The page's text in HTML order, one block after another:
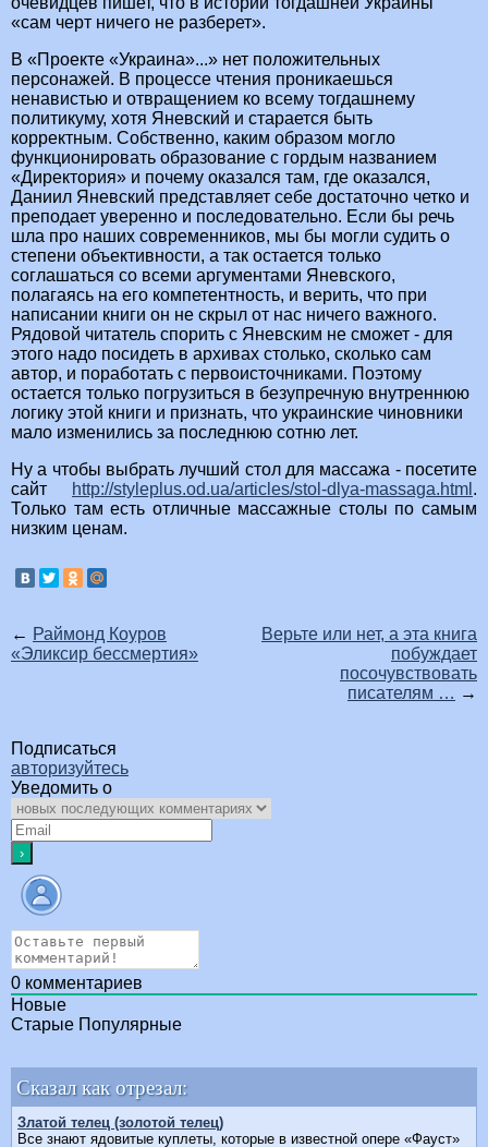
«сам черт ничего не разберет».
В «Проекте «Украина»...» нет положительных
персонажей. В процессе чтения проникаешься
ненавистью и отвращением ко всему тогдашнему
политикуму, хотя Яневский и старается быть
корректным. Собственно, каким образом могло
функционировать образование с гордым названием
«Директория» и почему оказался там, где оказался,
Даниил Яневский представляет себе достаточно четко и
преподает уверенно и последовательно. Если бы речь
шла про наших современников, мы бы могли судить о
степени объективности, а так остается только
соглашаться со всеми аргументами Яневского,
полагаясь на его компетентность, и верить, что при
написании книги он не скрыл от нас ничего важного.
Рядовой читатель спорить с Яневским не сможет - для
этого надо посидеть в архивах столько, сколько сам
автор, и поработать с первоисточниками. Поэтому
остается только погрузиться в безупречную внутреннюю
логику этой книги и признать, что украинские чиновники
мало изменились за последнюю сотню лет.
Ну а чтобы выбрать лучший стол для массажа - посетите
сайт
http://styleplus.od.ua/articles/stol-dlya-massaga.​html .
Только там есть отличные массажные столы по самым
низким ценам.
← Раймонд Коуров
«Эликсир бессмертия»
Верьте или нет, а эта книга
побуждает
посочувствовать
писателям … →
Подписаться
авторизуйтесь
Уведомить о
0 комментариев
Новые
Старые Популярные
Сказал как отрезал:
Златой телец (золотой телец)
Все знают ядовитые куплеты, которые в известной опере «Фауст»